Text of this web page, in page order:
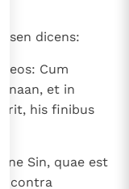
dicens:
eos: Cum
et in
his finibus
Sin, quae est
contra